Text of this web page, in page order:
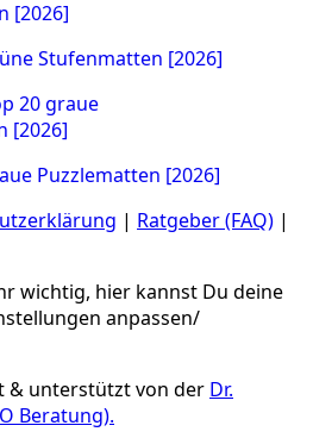
Stufenmatten [2026]
Puzzlematten [2026]
| Ratgeber (FAQ) |
wichtig, hier kannst Du deine
anpassen/
& unterstützt von der Dr.
Beratung).